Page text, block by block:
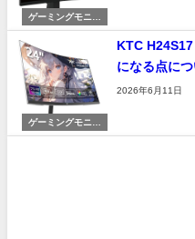
ゲーミングモニタ
ー
ゲーミングモニタ
ー
KTC
になる点につ
2026年6月11日